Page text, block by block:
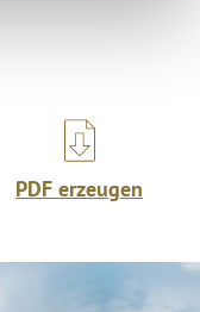
PDF erzeugen